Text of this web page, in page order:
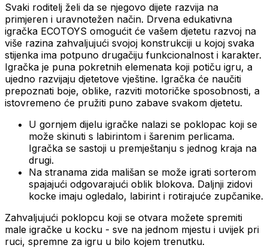
Svaki roditelj želi da se njegovo dijete razvija na
primjeren i uravnotežen način. Drvena edukativna
igračka ECOTOYS omogućit će vašem djetetu razvoj na
više razina zahvaljujući svojoj konstrukciji u kojoj svaka
stijenka ima potpuno drugačiju funkcionalnost i karakter.
Igračka je puna pokretnih elemenata koji potiču igru, a
ujedno razvijaju djetetove vještine. Igračka će naučiti
prepoznati boje, oblike, razviti motoričke sposobnosti, a
istovremeno će pružiti puno zabave svakom djetetu.
U gornjem dijelu igračke nalazi se poklopac koji se
može skinuti s labirintom i šarenim perlicama.
Igračka se sastoji u premještanju s jednog kraja na
drugi.
Na stranama zida mališan se može igrati sorterom
spajajući odgovarajući oblik blokova. Daljnji zidovi
kocke imaju ogledalo, labirint i rotirajuće zupčanike.
Zahvaljujući poklopcu koji se otvara možete spremiti
male igračke u kocku - sve na jednom mjestu i uvijek pri
ruci, spremne za igru ​​u bilo kojem trenutku.